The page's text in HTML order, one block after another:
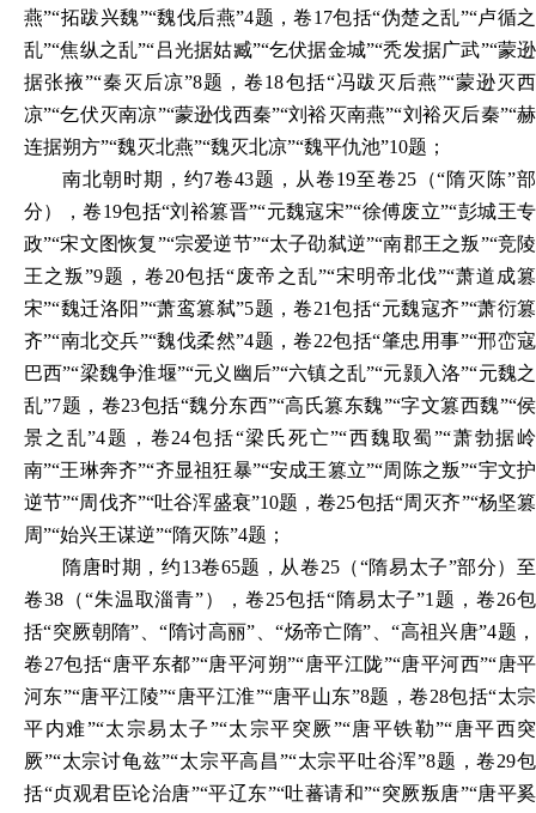
燕”“拓跋兴魏”“魏伐后燕”4题，卷17包括“伪楚之乱”“卢循之
乱”“焦纵之乱”“吕光据姑臧”“乞伏据金城”“秃发据广武”“蒙逊
据张掖”“秦灭后凉”8题，卷18包括“冯跋灭后燕”“蒙逊灭西
凉”“乞伏灭南凉”“蒙逊伐西秦”“刘裕灭南燕”“刘裕灭后秦”“赫
连据朔方”“魏灭北燕”“魏灭北凉”“魏平仇池”10题；
南北朝时期，约7卷43题，从卷19至卷25（“隋灭陈”部
分），卷19包括“刘裕篡晋”“元魏寇宋”“徐傅废立”“彭城王专
政”“宋文图恢复”“宗爱逆节”“太子劭弑逆”“南郡王之叛”“竞陵
王之叛”9题，卷20包括“废帝之乱”“宋明帝北伐”“萧道成篡
宋”“魏迁洛阳”“萧鸾篡弑”5题，卷21包括“元魏寇齐”“萧衍篡
齐”“南北交兵”“魏伐柔然”4题，卷22包括“肇忠用事”“邢峦寇
巴西”“梁魏争淮堰”“元义幽后”“六镇之乱”“元颢入洛”“元魏之
乱”7题，卷23包括“魏分东西”“高氏篡东魏”“字文篡西魏”“侯
景之乱”4题，卷24包括“梁氏死亡”“西魏取蜀”“萧勃据岭
南”“王琳奔齐”“齐显祖狂暴”“安成王篡立”“周陈之叛”“宇文护
逆节”“周伐齐”“吐谷浑盛衰”10题，卷25包括“周灭齐”“杨坚篡
周”“始兴王谋逆”“隋灭陈”4题；
隋唐时期，约13卷65题，从卷25（“隋易太子”部分）至
卷38（“朱温取淄青”），卷25包括“隋易太子”1题，卷26包
括“突厥朝隋”、“隋讨高丽”、“炀帝亡隋”、“高祖兴唐”4题，
卷27包括“唐平东都”“唐平河朔”“唐平江陇”“唐平河西”“唐平
河东”“唐平江陵”“唐平江淮”“唐平山东”8题，卷28包括“太宗
平内难”“太宗易太子”“太宗平突厥”“唐平铁勒”“唐平西突
厥”“太宗讨龟兹”“太宗平高昌”“太宗平吐谷浑”8题，卷29包
括“贞观君臣论治唐”“平辽东”“吐蕃请和”“突厥叛唐”“唐平奚